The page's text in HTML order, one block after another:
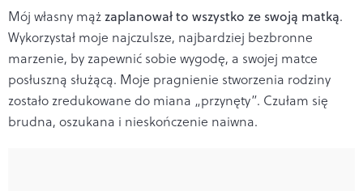
Mój własny mążzaplanował to wszystko ze swoją matką.
Wykorzystał moje najczulsze, najbardziej bezbronne
marzenie, by zapewnić sobie wygodę, a swojej matce
posłuszną służącą. Moje pragnienie stworzenia rodziny
zostało zredukowane do miana „przynęty”. Czułam się
brudna, oszukana i nieskończenie naiwna.